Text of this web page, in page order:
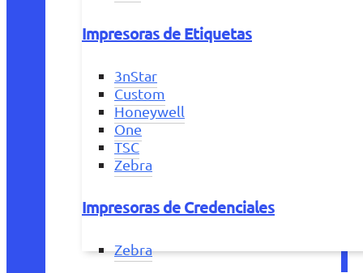
Impresoras de Etiquetas
3nStar
Custom
Honeywell
One
TSC
Zebra
Impresoras de Credenciales
Zebra